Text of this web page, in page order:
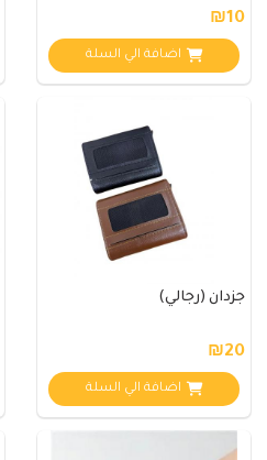
₪10
اضافة الي السلة
جزدان (رجالي)
₪20
اضافة الي السلة